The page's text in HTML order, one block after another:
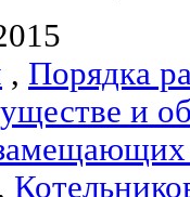
, Порядка
и